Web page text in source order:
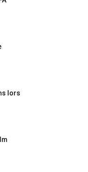
lors